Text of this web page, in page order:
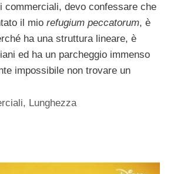
commerciali, devo confessare che
il mio refugium peccatorum, è
ha una struttura lineare, è
ed ha un parcheggio immenso
impossibile non trovare un
, Lunghezza